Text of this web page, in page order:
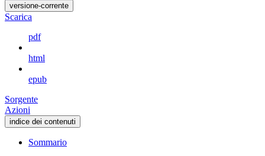
versione-corrente
Scarica
pdf
html
epub
Sorgente
Azioni
indice dei contenuti
Sommario